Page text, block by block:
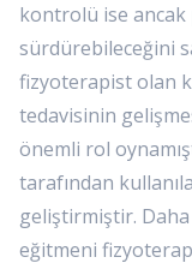
kontrolü ise ancak
sürdürebileceğini
fizyoterapist olan
tedavisinin
önemli rol
tarafından
geliştirmiştir. Daha
eğitmeni